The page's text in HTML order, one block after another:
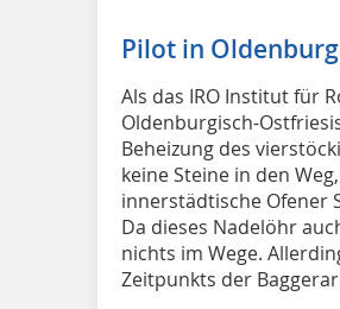
Pilot in Oldenburg
Als das IRO Institut für
Oldenburgisch-
Beheizung des
keine Steine in den
innerstädtische Ofener
Da dieses Nadelöhr
nichts im Wege.
Zeitpunkts der